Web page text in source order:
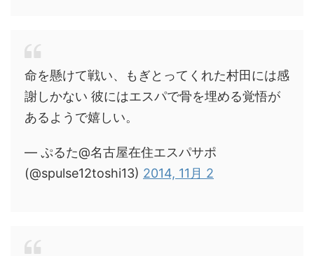
命を懸けて戦い、もぎとってくれた村田には感
謝しかない 彼にはエスパで骨を埋める覚悟が
あるようで嬉しい。
— ぷるた@名古屋在住エスパサポ
(@spulse12toshi13) 2014, 11月 2